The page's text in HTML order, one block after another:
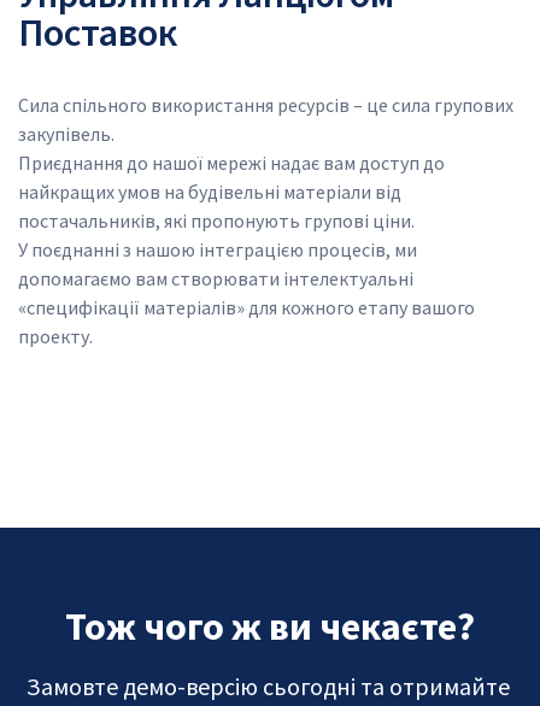
Поставок
Сила спільного використання ресурсів – це сила групових
закупівель.
Приєднання до нашої мережі надає вам доступ до
найкращих умов на будівельні матеріали від
постачальників, які пропонують групові ціни.
У поєднанні з нашою інтеграцією процесів, ми
допомагаємо вам створювати інтелектуальні
«специфікації матеріалів» для кожного етапу вашого
проекту.
Тож чого ж ви чекаєте?
Замовте демо-версію сьогодні та отримайте